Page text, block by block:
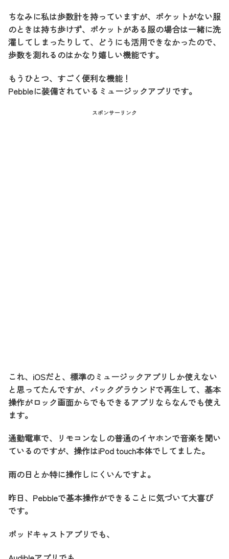
ちなみに私は歩数計を持っていますが、ポケットがない服
のときは持ち歩けず、ポケットがある服の場合は一緒に洗
濯してしまったりして、どうにも活用できなかったので、
歩数を測れるのはかなり嬉しい機能です。
もうひとつ、すごく便利な機能！
Pebbleに装備されているミュージックアプリです。
スポンサーリンク
これ、iOSだと、標準のミュージックアプリしか使えない
と思ってたんですが、バックグラウンドで再生して、基本
操作がロック画面からでもできるアプリならなんでも使え
ます。
通勤電車で、リモコンなしの普通のイヤホンで音楽を聞い
ているのですが、操作はiPod touch本体でしてました。
雨の日とか特に操作しにくいんですよ。
昨日、Pebbleで基本操作ができることに気づいて大喜び
です。
ポッドキャストアプリでも、